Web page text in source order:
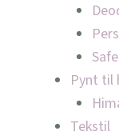
Pynt til
Tekstil